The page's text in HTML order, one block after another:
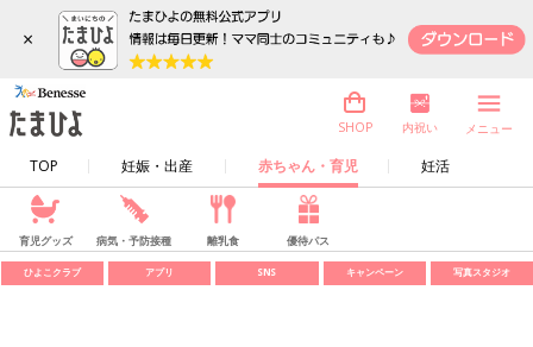
×
TOP 妊娠・出産 赤ちゃん・育児 妊活
SHOP 内祝い メニュー
育児グッズ 病気・予防接種 離乳食 優待パス
ひよこクラブ アプリ SNS キャンペーン 写真スタジオ